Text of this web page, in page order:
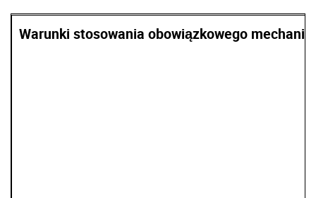
Warunki stosowania obowiązkowego